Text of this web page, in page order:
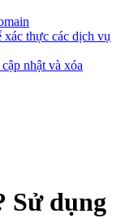
xác thực các dịch vụ
nhật và xóa
Sử dụng